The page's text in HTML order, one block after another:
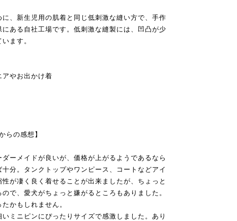
、新生児用の肌着と同じ低刺激な縫い方で、手作
ある自社工場です。低刺激な縫製には、凹凸が少
ます。
アやお出かけ着
らの感想】
ーメイドが良いが、価格が上がるようであるなら
分。タンクトップやワンピース、コートなどアイ
が凄く良く着せることが出来ましたが、ちょっと
で、愛犬がちょっと嫌がるところもありました。
かもしれません。
ミニピンにぴったりサイズで感激しました。あり